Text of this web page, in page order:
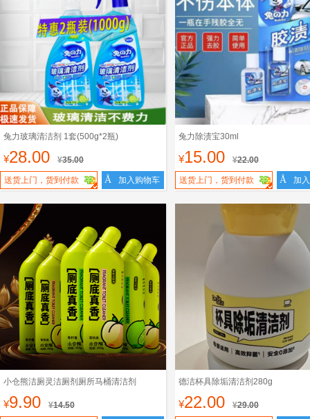
兔力玻璃清洁剂 1套(500g*2瓶)
¥28.00 ¥35.00
送货上门，货到付款 Å 加入购物车
兔力除渍宝30ml
¥15.00 ¥22.00
送货上门，货到付款 Å 加
小仓熊洁厕灵洁厕剂厕所马桶清洁剂
¥9.90 ¥14.50
德洁杯具除垢清洁剂280g
¥22.00 ¥29.00